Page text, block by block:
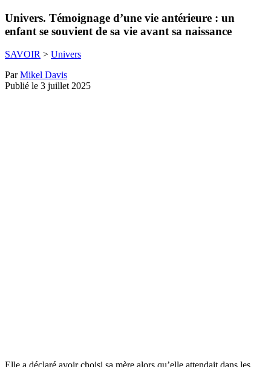
Univers. Témoignage d’une vie antérieure : un
enfant se souvient de sa vie avant sa naissance
SAVOIR > Univers
ParMikel Davis
Publié le 3 juillet 2025